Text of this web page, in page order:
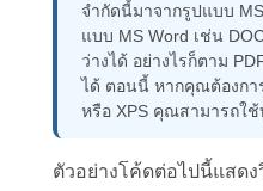
จำกัดนี้มาจากรูปแบบ
แบบ MS Word เช่น
ว่างได้ อย่างไรก็ตาม
ได้ ตอนนี้ หากคุณต้องกา
หรือ XPS คุณสามารถใ
ตัวอย่างโค้ดต่อไปนี้แสด